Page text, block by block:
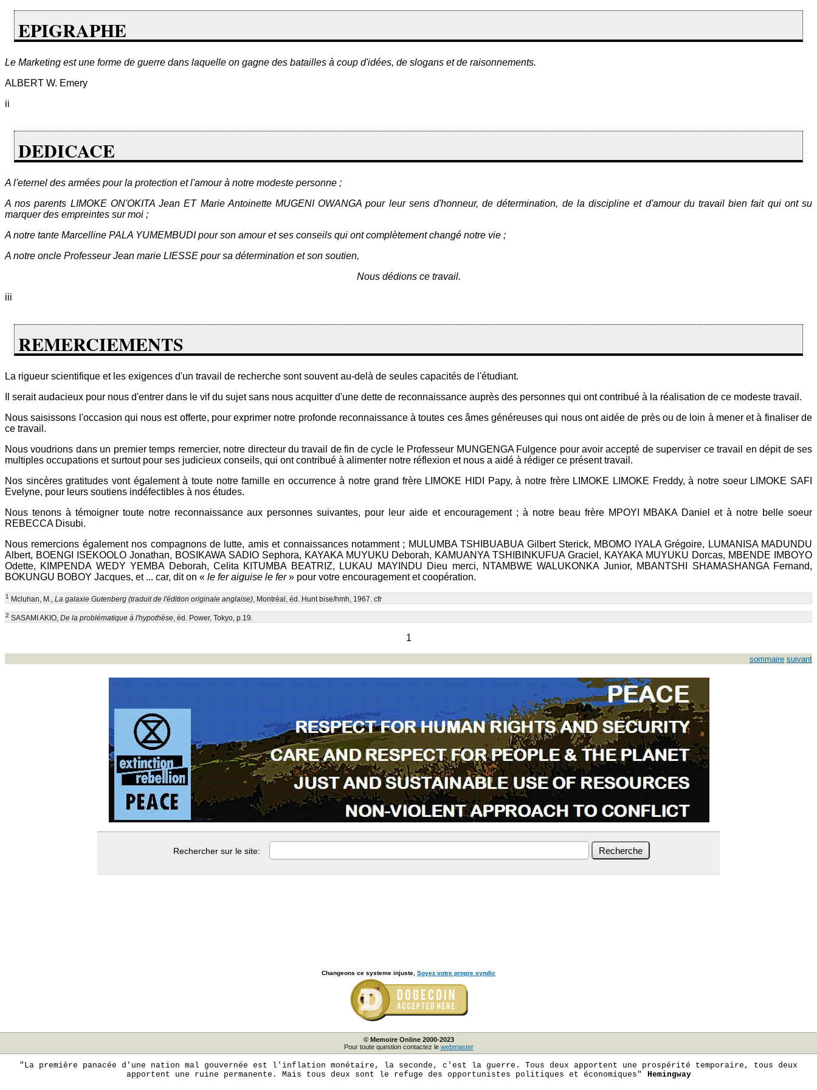
EPIGRAPHE
Le Marketing est une forme de guerre dans laquelle on gagne des batailles à coup d'idées, de slogans et de raisonnements.
ALBERT W. Emery
ii
DEDICACE
A l'eternel des armées pour la protection et l'amour à notre modeste personne ;
A nos parents LIMOKE ON'OKITA Jean ET Marie Antoinette MUGENI OWANGA pour leur sens d'honneur, de détermination, de la discipline et d'amour du travail bien fait qui ont su
marquer des empreintes sur moi ;
A notre tante Marcelline PALA YUMEMBUDI pour son amour et ses conseils qui ont complètement changé notre vie ;
A notre oncle Professeur Jean marie LIESSE pour sa détermination et son soutien,
Nous dédions ce travail.
iii
REMERCIEMENTS
La rigueur scientifique et les exigences d'un travail de recherche sont souvent au-delà de seules capacités de l'étudiant.
Il serait audacieux pour nous d'entrer dans le vif du sujet sans nous acquitter d'une dette de reconnaissance auprès des personnes qui ont contribué à la réalisation de ce modeste travail.
Nous saisissons l'occasion qui nous est offerte, pour exprimer notre profonde reconnaissance à toutes ces âmes généreuses qui nous ont aidée de près ou de loin à mener et à finaliser de
ce travail.
Nous voudrions dans un premier temps remercier, notre directeur du travail de fin de cycle le Professeur MUNGENGA Fulgence pour avoir accepté de superviser ce travail en dépit de ses
multiples occupations et surtout pour ses judicieux conseils, qui ont contribué à alimenter notre réflexion et nous a aidé à rédiger ce présent travail.
Nos sincères gratitudes vont également à toute notre famille en occurrence à notre grand frère LIMOKE HIDI Papy, à notre frère LIMOKE LIMOKE Freddy, à notre soeur LIMOKE SAFI
Evelyne, pour leurs soutiens indéfectibles à nos études.
Nous tenons à témoigner toute notre reconnaissance aux personnes suivantes, pour leur aide et encouragement ; à notre beau frère MPOYI MBAKA Daniel et à notre belle soeur
REBECCA Disubi.
Nous remercions également nos compagnons de lutte, amis et connaissances notamment ; MULUMBA TSHIBUABUA Gilbert Sterick, MBOMO IYALA Grégoire, LUMANISA MADUNDU
Albert, BOENGI ISEKOOLO Jonathan, BOSIKAWA SADIO Sephora, KAYAKA MUYUKU Deborah, KAMUANYA TSHIBINKUFUA Graciel, KAYAKA MUYUKU Dorcas, MBENDE IMBOYO
Odette, KIMPENDA WEDY YEMBA Deborah, Celita KITUMBA BEATRIZ, LUKAU MAYINDU Dieu merci, NTAMBWE WALUKONKA Junior, MBANTSHI SHAMASHANGA Fernand,
BOKUNGU BOBOY Jacques, et ... car, dit on « le fer aiguise le fer» pour votre encouragement et coopération.
1 Mcluhan, M., La galaxie Gutenberg (traduit de l'édition originale anglaise), Montréal, éd. Hunt bise/hmh, 1967. cfr
2 SASAMI AKIO, De la problématique à l'hypothèse, éd. Power, Tokyo, p.19.
1
sommaire suivant
Rechercher sur le site:
Changeons ce systeme injuste, Soyez votre propre syndic
© Memoire Online 2000-2023
Pour toute question contactez le webmaster
"La première panacée d'une nation mal gouvernée est l'inflation monétaire, la seconde, c'est la guerre. Tous deux apportent une prospérité temporaire, tous deux
apportent une ruine permanente. Mais tous deux sont le refuge des opportunistes politiques et économiques"
Hemingway